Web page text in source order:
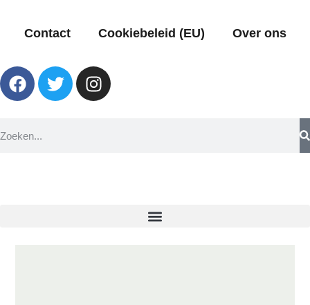
Contact Cookiebeleid (EU) Over ons